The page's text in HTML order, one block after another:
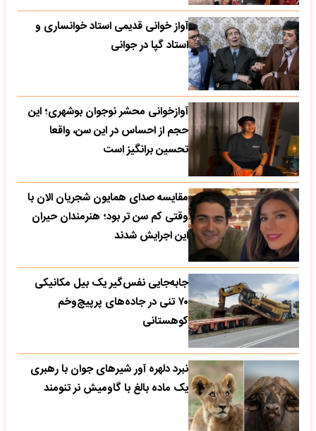
آواز خوانی قدیمی استاد خوانساری و
استاد گپا در جوانی
آوازخوانی محشر نوجوان بوشهری؛ این
حجم از احساس در این سن، واقعا
تحسین‌ برانگیز است
مقایسه صدای همایون شجریان الان با
وقتی کم سن تر بود؛ هنرمندان حیران
این اجرایش شدند
جابه‌جایی نفس‌گیر یک بیل مکانیکی
۷۰ تنی در جاده‌های پرپیچ‌وخم
کوهستانی
نبرد دلهره آور شیرهای جوان با رهبری
یک ماده بالغ با گاومیش نر تنومند